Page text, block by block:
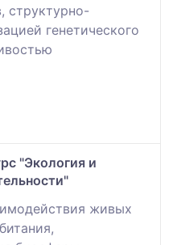
структурно-
генетического
"Экология и
живых